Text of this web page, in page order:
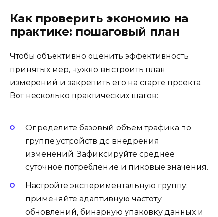
Как проверить экономию на
практике: пошаговый план
Чтобы объективно оценить эффективность
принятых мер, нужно выстроить план
измерений и закрепить его на старте проекта.
Вот несколько практических шагов:
Определите базовый объём трафика по
группе устройств до внедрения
изменений. Зафиксируйте среднее
суточное потребление и пиковые значения.
Настройте экспериментальную группу:
применяйте адаптивную частоту
обновлений, бинарную упаковку данных и